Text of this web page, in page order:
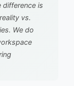
difference is
vs.
We do